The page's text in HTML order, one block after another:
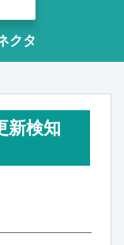
クタ
新検知